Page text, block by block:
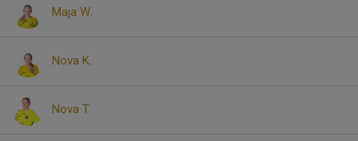
Maja W.
Nova K.
Nova T.